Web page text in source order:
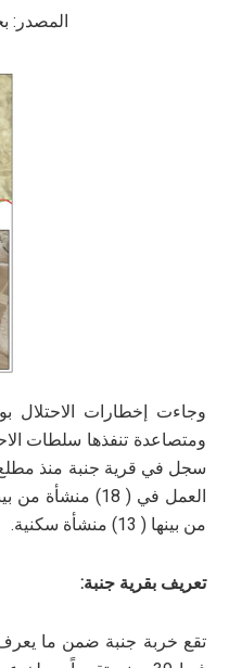
المصدر:
وجاءت إخطارات
ومتصاعدة تنفذها سلطات
من بينها ( 13) منشأة سكنية.
تعريف بقرية جنبة: